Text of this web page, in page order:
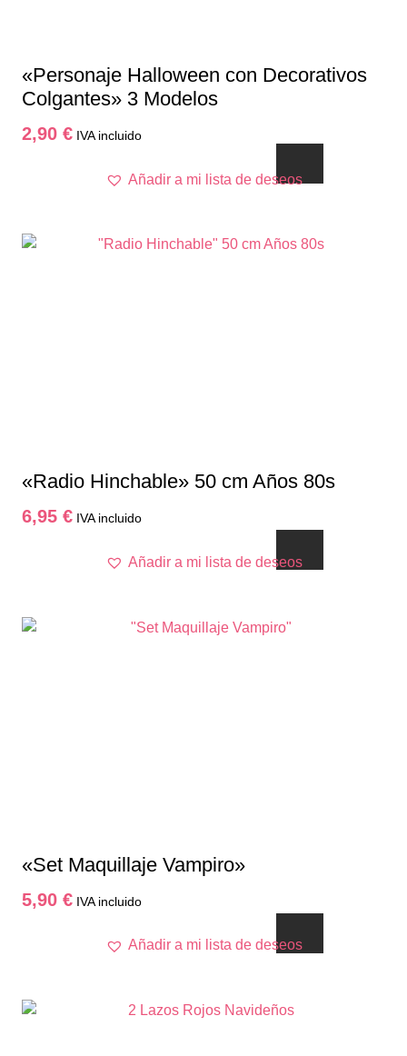
«Personaje Halloween con Decorativos
Colgantes» 3 Modelos
2,90 € IVA incluido
producto
variantes.
Añadir a mi lista de deseos
«Radio Hinchable» 50 cm Años 80s
6,95 € IVA incluido
Añadir a mi lista de deseos
«Set Maquillaje Vampiro»
5,90 € IVA incluido
Añadir a mi lista de deseos